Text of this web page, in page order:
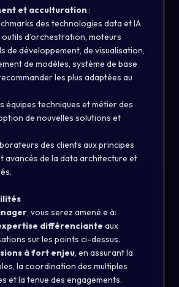
et acculturation :
des technologies data et IA
d’orchestration, moteurs
de développement, de visualisation,
de modèles, système de base
les plus adaptées au
équipes techniques et métier des
de nouvelles solutions et
des clients aux principes
avancés de la data architecture et
, vous serez amené.e à:
différenciante aux
sur les points ci-dessus.
à fort enjeu, en assurant la
la coordination des multiples
et la tenue des engagements.